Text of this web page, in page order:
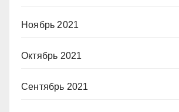
Ноябрь 2021
Октябрь 2021
Сентябрь 2021